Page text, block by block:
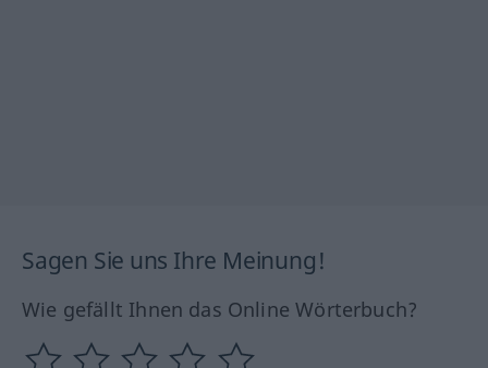
Sagen Sie uns Ihre Meinung!
Wie gefällt Ihnen das Online Wörterbuch?